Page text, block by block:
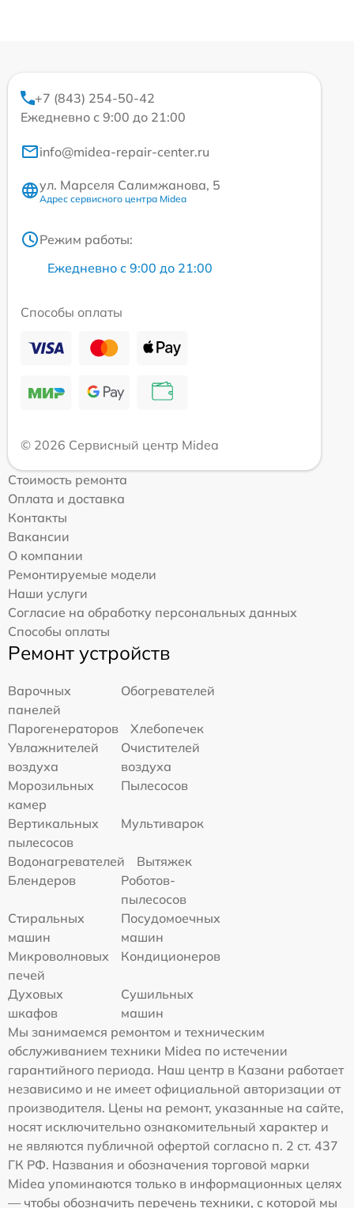
+7 (843) 254-50-42
Ежедневно с 9:00 до 21:00
info@midea-repair-center.ru
ул. Марселя Салимжанова, 5
Адрес сервисного центра Midea
Режим работы:
Ежедневно с 9:00 до 21:00
Способы оплаты
© 2026 Сервисный центр Midea
Стоимость ремонта
Оплата и доставка
Контакты
Вакансии
О компании
Ремонтируемые модели
Наши услуги
Согласие на обработку персональных данных
Способы оплаты
Ремонт устройств
Варочных
панелей
Обогревателей
Парогенераторов
Хлебопечек
Увлажнителей
воздуха
Очистителей
воздуха
Морозильных
камер
Пылесосов
Вертикальных
пылесосов
Мультиварок
Водонагревателей
Вытяжек
Блендеров
Роботов-
пылесосов
Стиральных
машин
Посудомоечных
машин
Микроволновых
печей
Кондиционеров
Духовых
шкафов
Сушильных
машин
Мы занимаемся ремонтом и техническим
обслуживанием техники Midea по истечении
гарантийного периода. Наш центр в Казани работает
независимо и не имеет официальной авторизации от
производителя. Цены на ремонт, указанные на сайте,
носят исключительно ознакомительный характер и
не являются публичной офертой согласно п. 2 ст. 437
ГК РФ. Названия и обозначения торговой марки
Midea упоминаются только в информационных целях
— чтобы обозначить перечень техники, с которой мы